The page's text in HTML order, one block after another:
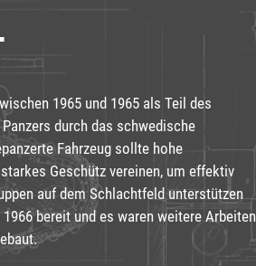
1965 und 1965 als Teil des
durch das schwedische
Fahrzeug sollte hohe
Geschütz vereinen, um effektiv
auf dem Schlachtfeld unterstützen
bereit und es waren weitere Arbeiten